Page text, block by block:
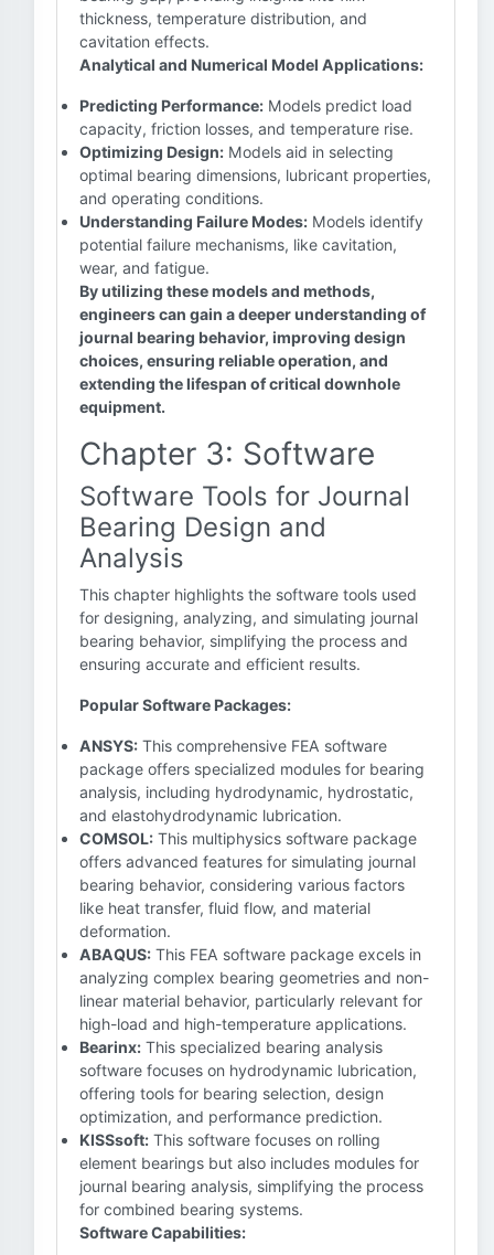
thickness, temperature distribution, and
cavitation effects.
Analytical and Numerical Model Applications:
Predicting Performance: Models predict load
capacity, friction losses, and temperature rise.
Optimizing Design: Models aid in selecting
optimal bearing dimensions, lubricant properties,
and operating conditions.
Understanding Failure Modes: Models identify
potential failure mechanisms, like cavitation,
wear, and fatigue.
By utilizing these models and methods,
engineers can gain a deeper understanding of
journal bearing behavior, improving design
choices, ensuring reliable operation, and
extending the lifespan of critical downhole
equipment.
Chapter 3: Software
Software Tools for Journal
Bearing Design and
Analysis
This chapter highlights the software tools used
for designing, analyzing, and simulating journal
bearing behavior, simplifying the process and
ensuring accurate and efficient results.
Popular Software Packages:
ANSYS: This comprehensive FEA software
package offers specialized modules for bearing
analysis, including hydrodynamic, hydrostatic,
and elastohydrodynamic lubrication.
COMSOL: This multiphysics software package
offers advanced features for simulating journal
bearing behavior, considering various factors
like heat transfer, fluid flow, and material
deformation.
ABAQUS: This FEA software package excels in
analyzing complex bearing geometries and non-
linear material behavior, particularly relevant for
high-load and high-temperature applications.
Bearinx: This specialized bearing analysis
software focuses on hydrodynamic lubrication,
offering tools for bearing selection, design
optimization, and performance prediction.
KISSsoft: This software focuses on rolling
element bearings but also includes modules for
journal bearing analysis, simplifying the process
for combined bearing systems.
Software Capabilities: